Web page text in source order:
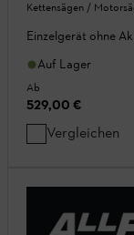
Kettensägen /
Einzelgerät ohne
Auf Lager
Ab
529,00 €
Vergleichen